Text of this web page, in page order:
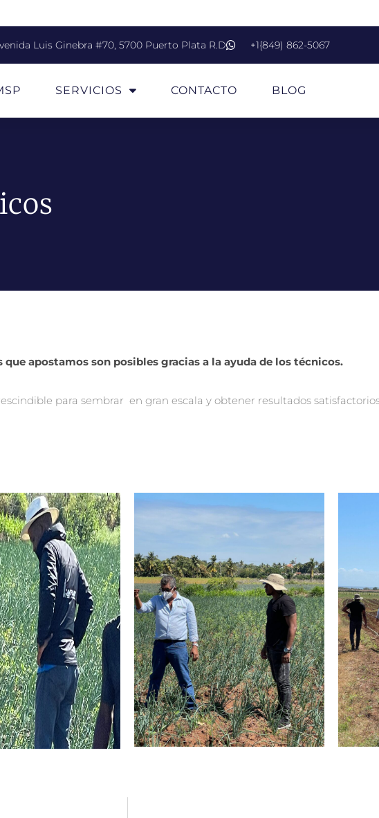
Luis Ginebra #70, 5700 Puerto Plata R.D +1{849) 862-5067
SERVICIOS CONTACTO BLOG
apostamos son posibles gracias a la ayuda de los técnicos.
para sembrar en gran escala y obtener resultados